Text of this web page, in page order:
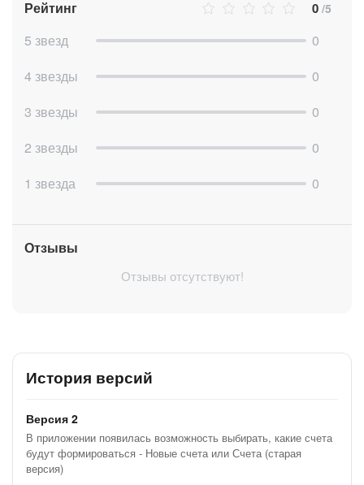
Подробный алгоритм работы приложения
сделке обязательно должен быть привязан контакт или
После перехода сделки на стадию, в которой
Рейтинг 0 /5
5 звезд
0
4 звезды
0
3 звезды
0
2 звезды
0
1 звезда
0
Отзывы
Отзывы отсутствуют!
История версий
Версия 2
В приложении появилась возможность выбирать, какие счета
будут формироваться - Новые счета или Счета (старая
версия)